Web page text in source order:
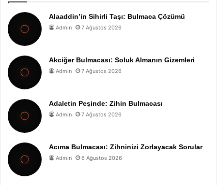
Alaaddin’in Sihirli Taşı: Bulmaca Çözümü
Admin 7 Ağustos 2026
Akciğer Bulmacası: Soluk Almanın Gizemleri
Admin 7 Ağustos 2026
Adaletin Peşinde: Zihin Bulmacası
Admin 7 Ağustos 2026
Acıma Bulmacası: Zihninizi Zorlayacak Sorular
Admin 6 Ağustos 2026